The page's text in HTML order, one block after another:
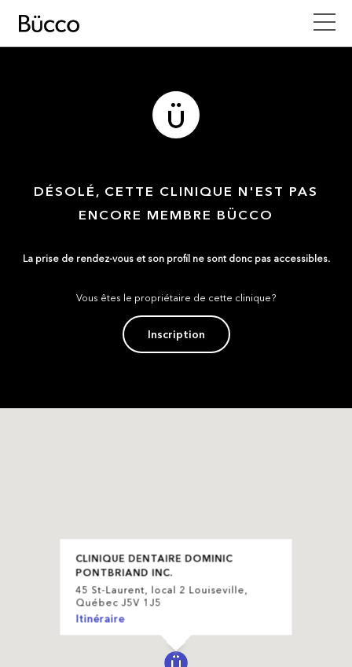
DÉSOLÉ, CETTE CLINIQUE N'EST PAS
ENCORE MEMBRE BÜCCO
La prise de rendez-vous et son profil ne sont donc pas accessibles.
Vous êtes le propriétaire de cette clinique?
Inscription
CLINIQUE DENTAIRE DOMINIC
PONTBRIAND INC.
45 St-Laurent, local 2 Louiseville,
Québec J5V 1J5
Itinéraire